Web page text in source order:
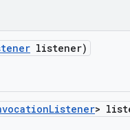
listener)
Listener>